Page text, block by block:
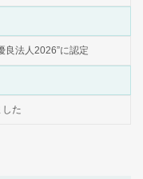
良法人2026”に認定
た